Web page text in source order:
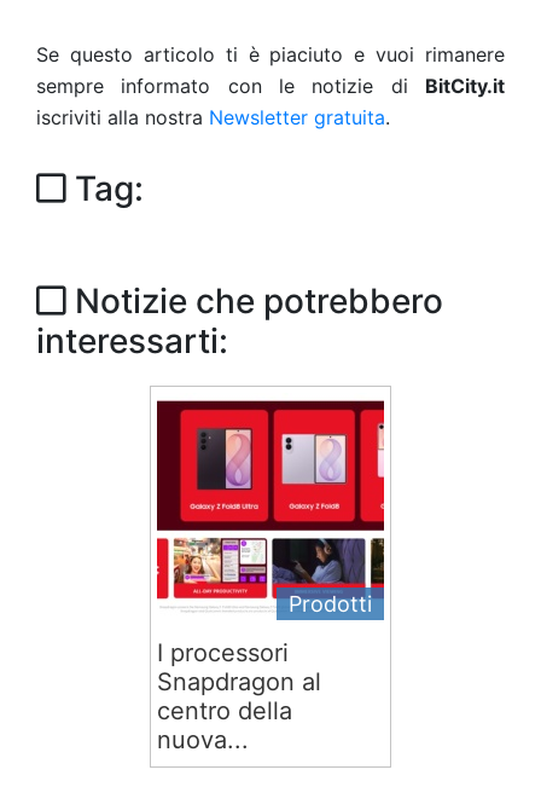
Se questo articolo ti è piaciuto e vuoi rimanere
sempre informato con le notizie di BitCity.it
iscriviti alla nostra Newsletter gratuita.
Tag:
Notizie che potrebbero
interessarti:
Prodotti
I processori
Snapdragon al
centro della
nuova...